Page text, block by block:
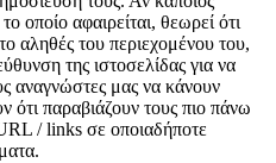
οποίο αφαιρείται, θεωρεί ότι
αληθές του περιεχομένου του,
της ιστοσελίδας για να
αναγνώστες μας να κάνουν
ότι παραβιάζουν τους πιο πάνω
/ links σε οποιαδήποτε